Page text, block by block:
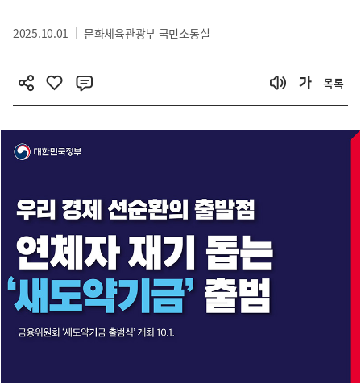
역2025.10.01 문화체육관광부 국민소통실
목록